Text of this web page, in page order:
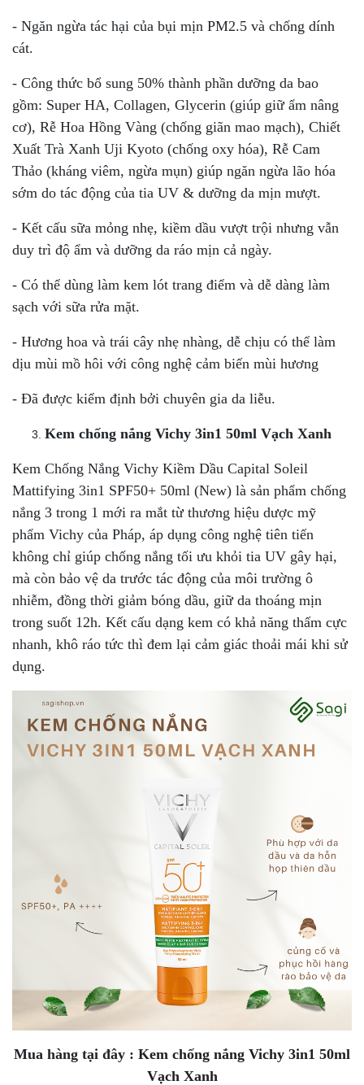
- Ngăn ngừa tác hại của bụi mịn PM2.5 và chống dính
cát.
- Công thức bổ sung 50% thành phần dưỡng da bao
gồm: Super HA, Collagen, Glycerin (giúp giữ ẩm nâng
cơ), Rễ Hoa Hồng Vàng (chống giãn mao mạch), Chiết
Xuất Trà Xanh Uji Kyoto (chống oxy hóa), Rễ Cam
Thảo (kháng viêm, ngừa mụn) giúp ngăn ngừa lão hóa
sớm do tác động của tia UV & dưỡng da mịn mượt.
- Kết cấu sữa mỏng nhẹ, kiềm dầu vượt trội nhưng vẫn
duy trì độ ẩm và dưỡng da ráo mịn cả ngày.
- Có thể dùng làm kem lót trang điểm và dễ dàng làm
sạch với sữa rửa mặt.
- Hương hoa và trái cây nhẹ nhàng, dễ chịu có thể làm
dịu mùi mồ hôi với công nghệ cảm biến mùi hương
- Đã được kiểm định bởi chuyên gia da liễu.
Kem chống nắng Vichy 3in1 50ml Vạch Xanh
Kem Chống Nắng Vichy Kiềm Dầu Capital Soleil
Mattifying 3in1 SPF50+ 50ml (New) là sản phẩm chống
nắng 3 trong 1 mới ra mắt từ thương hiệu dược mỹ
phẩm Vichy của Pháp, áp dụng công nghệ tiên tiến
không chỉ giúp chống nắng tối ưu khỏi tia UV gây hại,
mà còn bảo vệ da trước tác động của môi trường ô
nhiễm, đồng thời giảm bóng dầu, giữ da thoáng mịn
trong suốt 12h. Kết cấu dạng kem có khả năng thấm cực
nhanh, khô ráo tức thì đem lại cảm giác thoải mái khi sử
dụng.
Mua hàng tại đây : Kem chống nắng Vichy 3in1 50ml
Vạch Xanh